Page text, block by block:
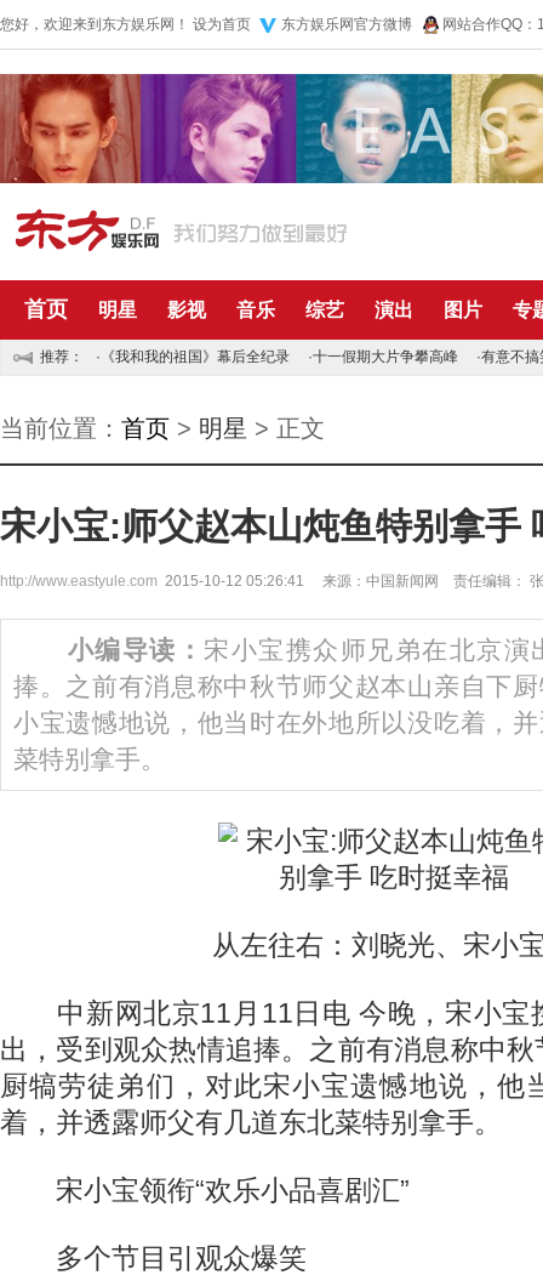
您好，欢迎来到东方娱乐网！ 设为首页 东方娱乐网官方微博 网站合作QQ
首页 明星 影视 音乐 综艺 演出 图片 专
推荐： · 《我和我的祖国》幕后全纪录 ·十一假期大片争攀高峰 ·有意不搞
当前位置： 首页 > 明星 > 正文
宋小宝:师父赵本山炖鱼特别拿手
http://www.eastyule.com 2015-10-12 05:26:41 来源：中国新闻网 责任编辑：
小编导读：宋小宝携众师兄弟在北京演
捧。之前有消息称中秋节师父赵本山亲自下
小宝遗憾地说，他当时在外地所以没吃着，
菜特别拿手。
从左往右：刘晓光、宋小
中新网北京11月11日电 今晚，宋小宝
出，受到观众热情追捧。之前有消息称中
厨犒劳徒弟们，对此宋小宝遗憾地说，他
着，并透露师父有几道东北菜特别拿手。
宋小宝领衔“欢乐小品喜剧汇”
多个节目引观众爆笑